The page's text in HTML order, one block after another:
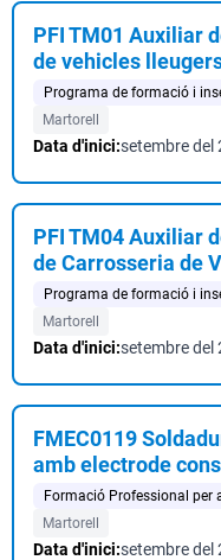
PFI TM01 Auxiliar
de vehicles
Programa de formació i
Martorell
Data d'inici:setembre del
PFI TM04 Auxiliar
de Carrosseria de
Programa de formació i
Martorell
Data d'inici:setembre del
FMEC0119
amb electrode
Formació Professional per
Martorell
Data d'inici:setembre del